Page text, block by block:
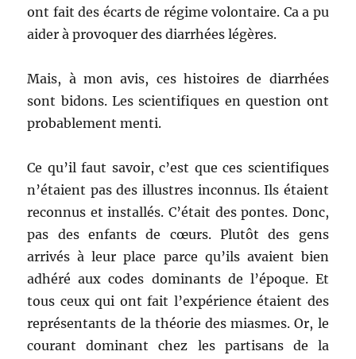
ont fait des écarts de régime volontaire. Ca a pu
aider à provoquer des diarrhées légères.
Mais, à mon avis, ces histoires de diarrhées
sont bidons. Les scientifiques en question ont
probablement menti.
Ce qu’il faut savoir, c’est que ces scientifiques
n’étaient pas des illustres inconnus. Ils étaient
reconnus et installés. C’était des pontes. Donc,
pas des enfants de cœurs. Plutôt des gens
arrivés à leur place parce qu’ils avaient bien
adhéré aux codes dominants de l’époque. Et
tous ceux qui ont fait l’expérience étaient des
représentants de la théorie des miasmes. Or, le
courant dominant chez les partisans de la